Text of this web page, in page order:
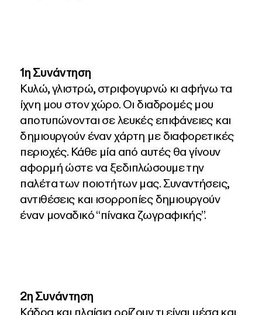
1η Συνάντηση
Κυλώ, γλιστρώ, στριφογυρνώ κι αφήνω τα
ίχνη μου στον χώρο. Οι διαδρομές μου
αποτυπώνονται σε λευκές επιφάνειες και
δημιουργούν έναν χάρτη με διαφορετικές
περιοχές. Κάθε μία από αυτές θα γίνουν
αφορμή ώστε να ξεδιπλώσουμε την
παλέτα των ποιοτήτων μας. Συναντήσεις,
αντιθέσεις και ισορροπίες δημιουργούν
έναν μοναδικό “πίνακα ζωγραφικής”.
2η Συνάντηση